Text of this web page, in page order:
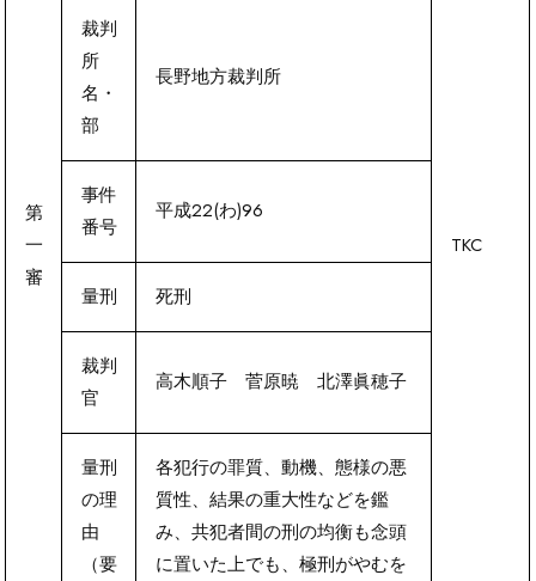
第
一
審
TKC
裁判
所
名・
部
長野地方裁判所
事件
番号
平成22(わ)96
量刑 死刑
裁判
官
高木順子 菅原暁 北澤眞穂子
量刑
の理
由
（要
各犯行の罪質、動機、態様の悪
質性、結果の重大性などを鑑
み、共犯者間の刑の均衡も念頭
に置いた上でも、極刑がやむを